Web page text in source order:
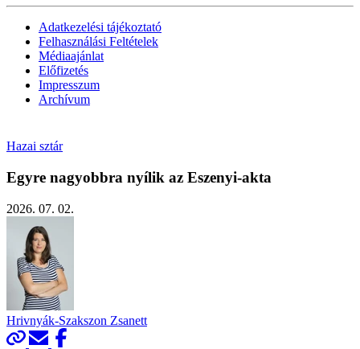
Adatkezelési tájékoztató
Felhasználási Feltételek
Médiaajánlat
Előfizetés
Impresszum
Archívum
Hazai sztár
Egyre nagyobbra nyílik az Eszenyi-akta
2026. 07. 02.
Hrivnyák-Szakszon Zsanett